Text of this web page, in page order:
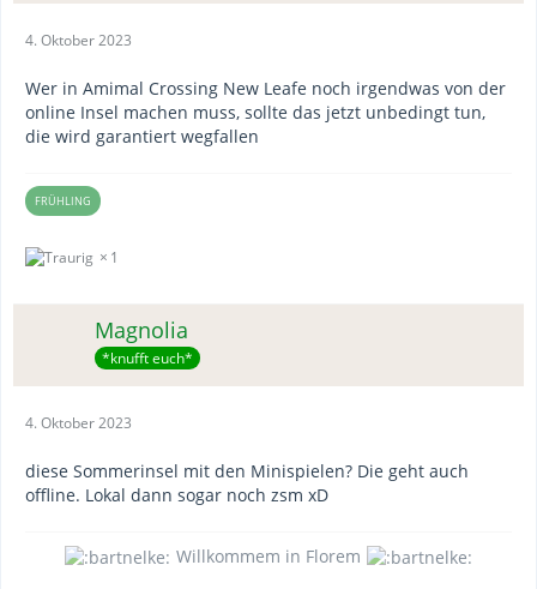
4. Oktober 2023
Wer in Amimal Crossing New Leafe noch irgendwas von der
online Insel machen muss, sollte das jetzt unbedingt tun,
die wird garantiert wegfallen
FRÜHLING
1
Magnolia
*knufft euch*
4. Oktober 2023
diese Sommerinsel mit den Minispielen? Die geht auch
offline. Lokal dann sogar noch zsm xD
Willkommem in Florem